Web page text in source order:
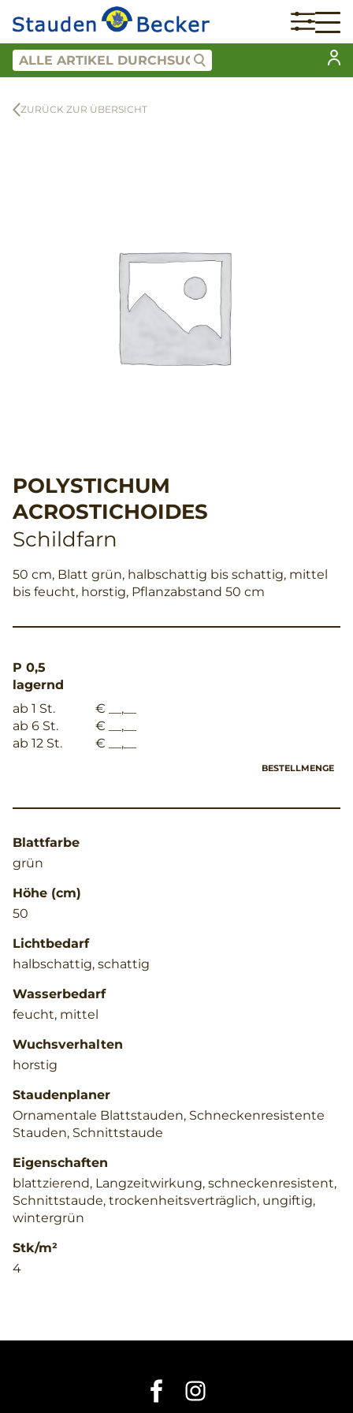
ZURÜCK ZUR ÜBERSICHT
POLYSTICHUM
ACROSTICHOIDES
Schildfarn
50 cm, Blatt grün, halbschattig bis schattig, mittel
bis feucht, horstig, Pflanzabstand 50 cm
P 0,5
lagernd
ab 1 St.
€ __,__
ab 6 St.
€ __,__
ab 12 St.
€ __,__
BESTELLMENGE
Blattfarbe
grün
Höhe (cm)
50
Lichtbedarf
halbschattig, schattig
Wasserbedarf
feucht, mittel
Wuchsverhalten
horstig
Staudenplaner
Ornamentale Blattstauden, Schneckenresistente
Stauden, Schnittstaude
Eigenschaften
blattzierend, Langzeitwirkung, schneckenresistent,
Schnittstaude, trockenheitsverträglich, ungiftig,
wintergrün
Stk/m²
4